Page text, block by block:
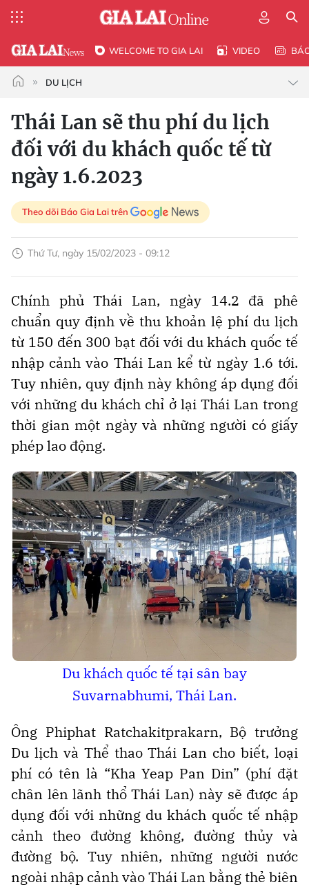
WELCOME TO GIA LAI VIDEO
DU LỊCH
Thái Lan sẽ thu phí du lịch
đối với du khách quốc tế từ
ngày 1.6.2023
Theo dõi Báo Gia Lai trên
Thứ Tư, ngày 15/02/2023 - 09:12
Chính phủ Thái Lan, ngày 14.2 đã phê
chuẩn quy định về thu khoản lệ phí du lịch
từ 150 đến 300 bạt đối với du khách quốc tế
nhập cảnh vào Thái Lan kể từ ngày 1.6 tới.
Tuy nhiên, quy định này không áp dụng đối
với những du khách chỉ ở lại Thái Lan trong
thời gian một ngày và những người có giấy
phép lao động.
Du khách quốc tế tại sân bay
Suvarnabhumi, Thái Lan.
Ông Phiphat Ratchakitprakarn, Bộ trưởng
Du lịch và Thể thao Thái Lan cho biết, loại
phí có tên là “Kha Yeap Pan Din” (phí đặt
chân lên lãnh thổ Thái Lan) này sẽ được áp
dụng đối với những du khách quốc tế nhập
cảnh theo đường không, đường thủy và
đường bộ. Tuy nhiên, những người nước
ngoài nhập cảnh vào Thái Lan bằng thẻ biên